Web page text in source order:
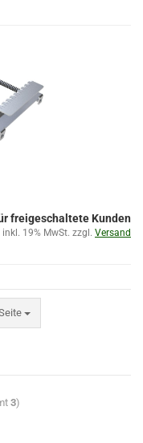
freigeschaltete Kunden
inkl. 19% MwSt. zzgl. Versand
3)